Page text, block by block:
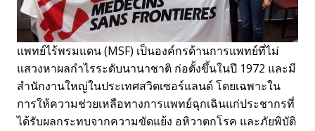
แพทย์ไร้พรมแดน (MSF) เป็นองค์กรด้านการแพทย์ที่ไม่
แสวงหาผลกำไรระดับนานาชาติ ก่อตั้งขึ้นในปี 1972 และมี
สำนักงานใหญ่ในประเทศสวิตเซอร์แลนด์ โดยเฉพาะใน
การให้ความช่วยเหลือทางการแพทย์ฉุกเฉินแก่ประชากรที่
ได้รับผลกระทบจากความขัดแย้ง อหิวาตกโรค และภัยพิบัติ